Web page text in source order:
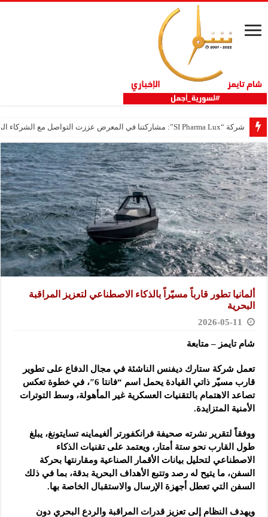
شركة “SI Pharma Lux”: مشاركتنا في المعرض عززت التواصل مع الشركاء المحليين والدوليين
ألمانيا تطور قارباً مسيّراً بالذكاء الاصطناعي لتعزيز المراقبة
البحرية
2026-05-11
شام تايمز – متابعة
تعمل شركة ستارك ديفنس الناشئة في مجال الدفاع على تطوير
قارب مسيّر ذاتي القيادة يحمل اسم “فانتا 6″، في خطوة تعكس
تصاعد الاهتمام بالتقنيات العسكرية غير المأهولة، وسط التوترات
الأمنية المتزايدة.
ووفقاً لتقرير نشرته صحيفة فرانكفورتر ألغيماينه تسايتونغ، يبلغ
طول القارب نحو ستة أمتار، ويعتمد على تقنيات الذكاء
الاصطناعي لتحليل بيانات الأقمار الصناعية ومقارنتها بحركة
السفن، ما يتيح له رصد وتتبع الأهداف البحرية بدقة، بما في ذلك
السفن التي تعطل أجهزة الإرسال والاستقبال الخاصة بها.
ويهدف النظام إلى تعزيز قدرات المراقبة والردع البحري دون